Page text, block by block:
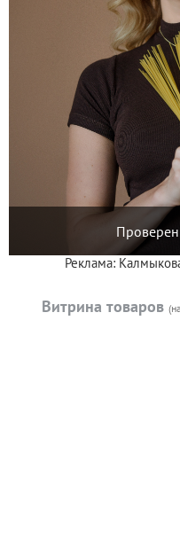
Реклама:
Витрина товаров